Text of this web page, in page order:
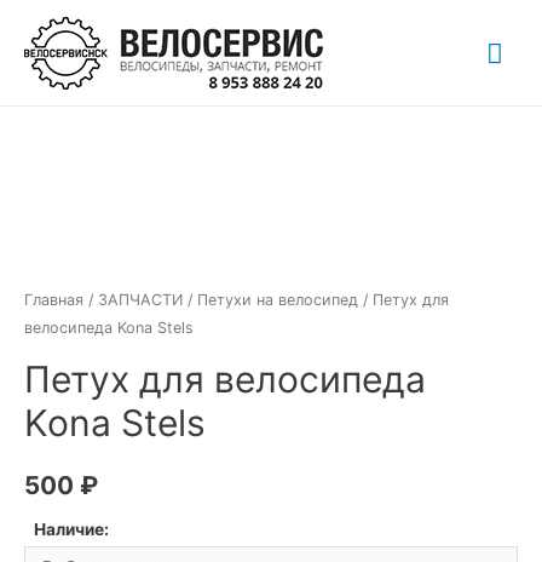
Перейти
содержимому
Главная / ЗАПЧАСТИ / Петухи на велосипед / Петух для
велосипеда Kona Stels
Петух для велосипеда
Kona Stels
500 ₽
Наличие: